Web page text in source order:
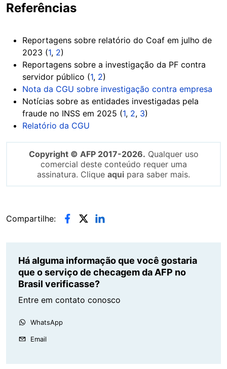
Referências
Reportagens sobre relatório do Coaf em julho de
2023 (1, 2)
Reportagens sobre a investigação da PF contra
servidor público (1, 2)
Nota da CGU sobre investigação contra empresa
Notícias sobre as entidades investigadas pela
fraude no INSS em 2025 (1, 2, 3)
Relatório da CGU
Copyright © AFP 2017-2026. Qualquer uso
comercial deste conteúdo requer uma
assinatura. Clique aqui para saber mais.
Compartilhe:
Há alguma informação que você gostaria
que o serviço de checagem da AFP no
Brasil verificasse?
Entre em contato conosco
WhatsApp
Email